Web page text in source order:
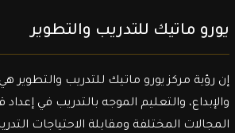
يورو ماتيك للتدريب والتطوير
إن رؤية مركز يورو ماتيك للتدريب والتطوير هي
والإبداع، والتعليم الموجه بالتدريب في
المجالات المختلفة ومقابلة الاحتياجات